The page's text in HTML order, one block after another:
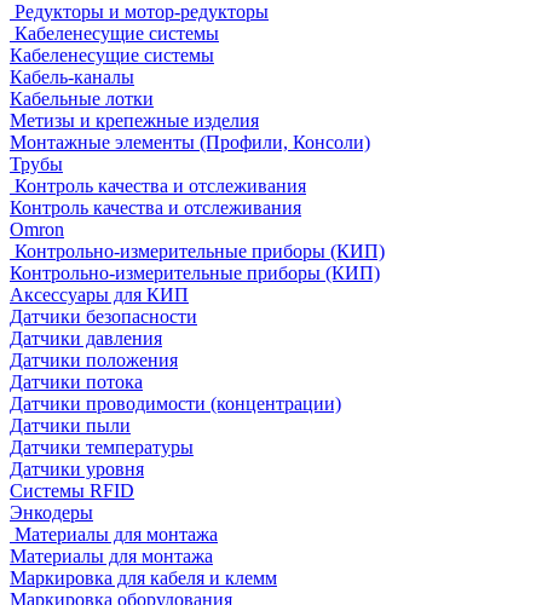
Редукторы и мотор-редукторы
Кабеленесущие системы
Кабеленесущие системы
Кабель-каналы
Кабельные лотки
Метизы и крепежные изделия
Монтажные элементы (Профили, Консоли)
Трубы
Контроль качества и отслеживания
Контроль качества и отслеживания
Omron
Контрольно-измерительные приборы (КИП)
Контрольно-измерительные приборы (КИП)
Аксессуары для КИП
Датчики безопасности
Датчики давления
Датчики положения
Датчики потока
Датчики проводимости (концентрации)
Датчики пыли
Датчики температуры
Датчики уровня
Системы RFID
Энкодеры
Материалы для монтажа
Материалы для монтажа
Маркировка для кабеля и клемм
Маркировка оборудования